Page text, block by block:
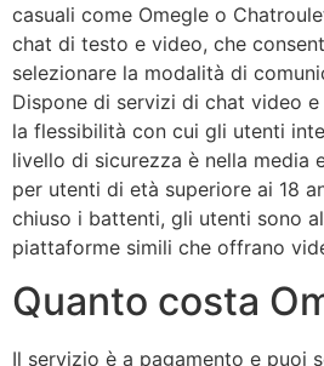
casuali come Omegle o
chat di testo e video, che
selezionare la modalità di
Dispone di servizi di chat video
la flessibilità con cui gli utenti
livello di sicurezza è nella media
per utenti di età superiore ai 18
chiuso i battenti, gli utenti sono
piattaforme simili che offrano
Quanto costa
Il servizio è a pagamento e puoi